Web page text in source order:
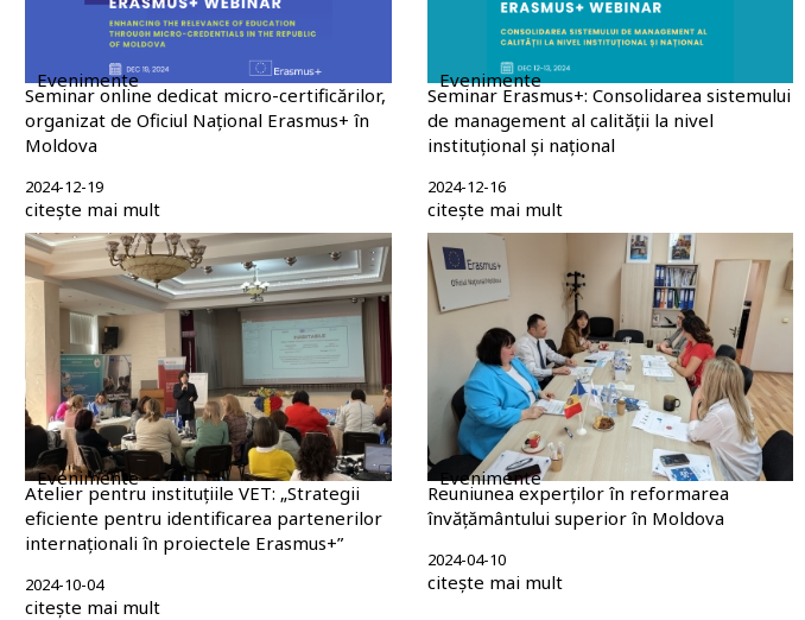
Evenimente
Seminar online dedicat micro-certificărilor,
organizat de Oficiul Național Erasmus+ în
Moldova
2024-12-19
citește mai mult
Evenimente
Seminar Erasmus+: Consolidarea sistemului
de management al calității la nivel
instituțional și național
2024-12-16
citește mai mult
Evenimente
Atelier pentru instituțiile VET: „Strategii
eficiente pentru identificarea partenerilor
internaționali în proiectele Erasmus+”
2024-10-04
citește mai mult
Evenimente
Reuniunea experților în reformarea
învățământului superior în Moldova
2024-04-10
citește mai mult